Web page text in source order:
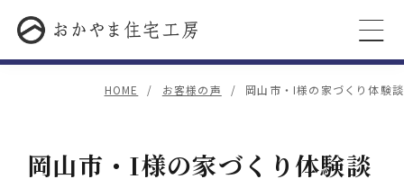
HOME お客様の声 岡山市・I様の家づくり体験談
岡山市・I様の家づくり体験談